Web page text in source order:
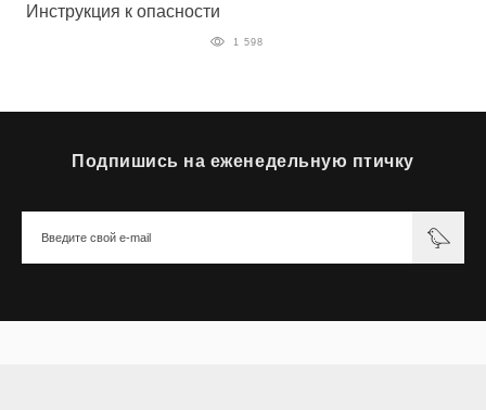
Инструкция к опасности
1 598
Подпишись на еженедельную птичку